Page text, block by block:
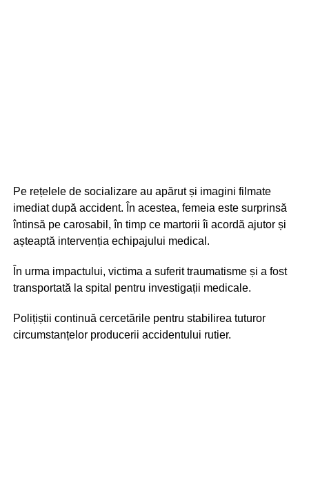
Pe rețelele de socializare au apărut și imagini filmate
imediat după accident. În acestea, femeia este surprinsă
întinsă pe carosabil, în timp ce martorii îi acordă ajutor și
așteaptă intervenția echipajului medical.
În urma impactului, victima a suferit traumatisme și a fost
transportată la spital pentru investigații medicale.
Polițiștii continuă cercetările pentru stabilirea tuturor
circumstanțelor producerii accidentului rutier.